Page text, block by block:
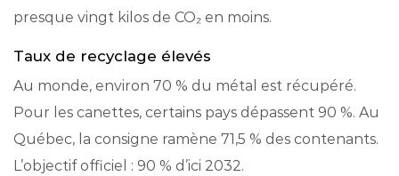
presque vingt kilos de CO₂ en moins.
Taux de recyclage élevés
Au monde, environ 70 % du métal est récupéré.
Pour les canettes, certains pays dépassent 90 %. Au
Québec, la consigne ramène 71,5 % des contenants.
L’objectif officiel : 90 % d’ici 2032.